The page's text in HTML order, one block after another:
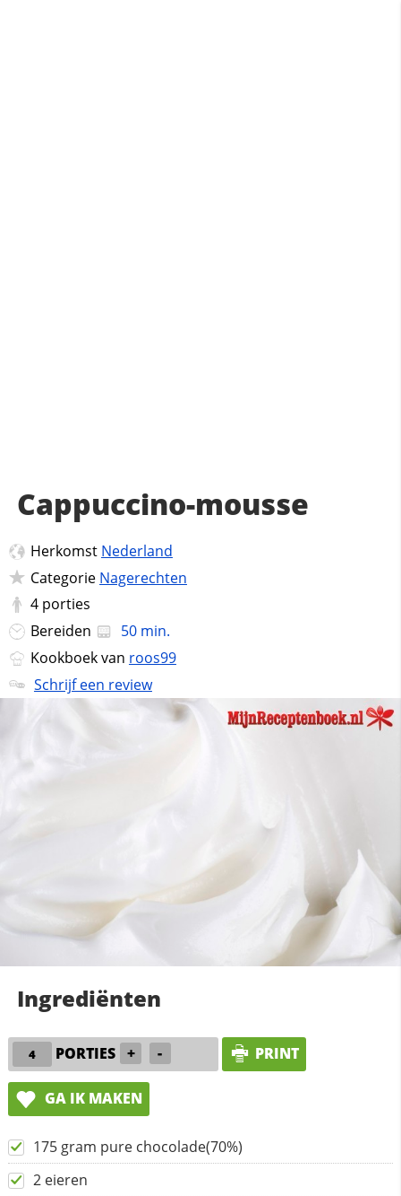
Cappuccino-mousse
Herkomst Nederland
Categorie Nagerechten
4 porties
Bereiden
50 min.
Kookboek van roos99
Schrijf een review
Ingrediënten
PORTIES + - PRINT
GA IK MAKEN
175 gram pure chocolade(70%)
2 eieren